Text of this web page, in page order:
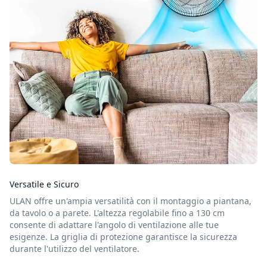
Versatile e Sicuro
ULAN offre un'ampia versatilità con il montaggio a piantana,
da tavolo o a parete. L'altezza regolabile fino a 130 cm
consente di adattare l'angolo di ventilazione alle tue
esigenze. La griglia di protezione garantisce la sicurezza
durante l'utilizzo del ventilatore.